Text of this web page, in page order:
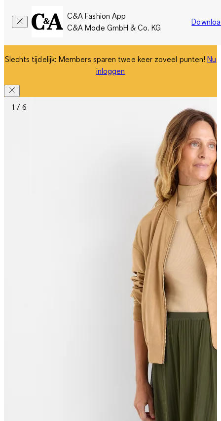
C&A Fashion App
C&A Mode GmbH & Co. KG
Slechts tijdelijk: Members sparen twee keer zoveel punten!Nu
inloggen
1 / 6